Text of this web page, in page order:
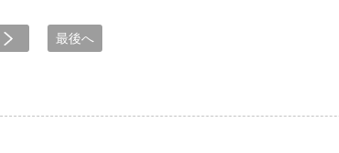
最後へ